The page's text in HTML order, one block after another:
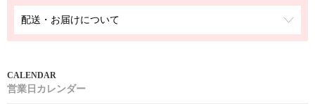
配送・お届けについて
営業日カレンダー